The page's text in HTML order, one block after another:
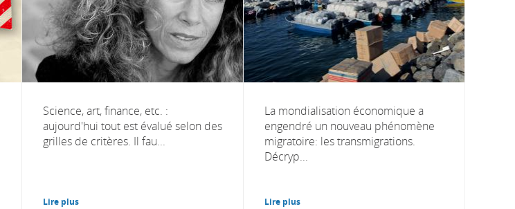
Science, art, finance, etc. :
aujourd'hui tout est évalué selon des
grilles de critères. Il fau...
Lire plus
La mondialisation économique a
engendré un nouveau phénomène
migratoire: les transmigrations.
Décryp...
Lire plus